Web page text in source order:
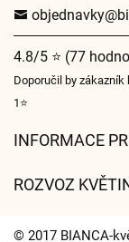
4.8/5 ⭐ (77
Doporučil by zákazník
1⭐
INFORMACE
Pro firmy
ROZVOZ
© 2017 BIANCA-